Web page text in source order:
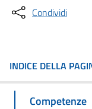
Condividi
INDICE DELLA
Competenze